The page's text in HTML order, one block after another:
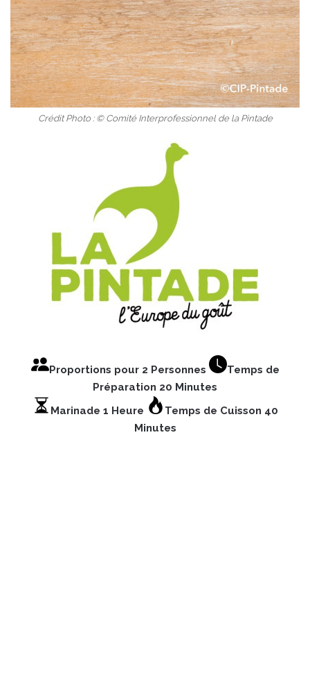
Crédit Photo : © Comité Interprofessionnel de la Pintade
Proportions pour 2 Personnes
Temps de
Préparation 20 Minutes
Marinade 1 Heure
Temps de Cuisson 40
Minutes